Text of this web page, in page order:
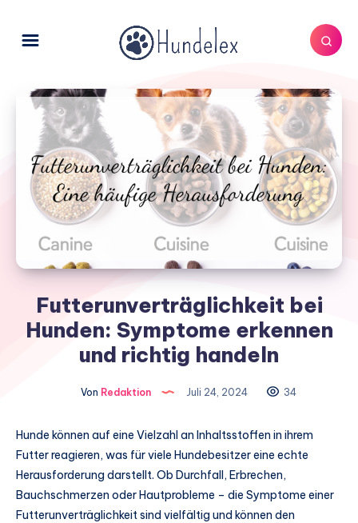
Futterunverträglichkeit bei
Hunden: Symptome erkennen
und richtig handeln
Von Redaktion Juli 24, 2024 34
Hunde können auf eine Vielzahl an Inhaltsstoffen in ihrem
Futter reagieren, was für viele Hundebesitzer eine echte
Herausforderung darstellt. Ob Durchfall, Erbrechen,
Bauchschmerzen oder Hautprobleme – die Symptome einer
Futterunverträglichkeit sind vielfältig und können den